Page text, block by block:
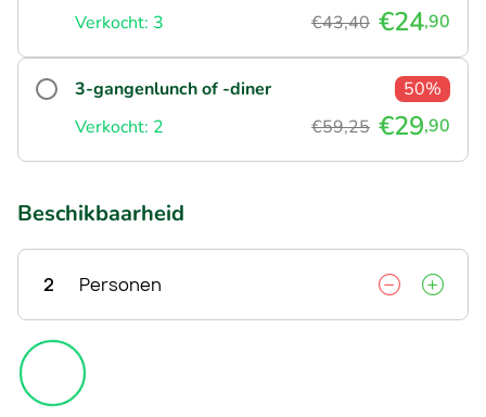
Verkocht: 3
€43,40 €24,90
3-gangenlunch of -diner
50%
Verkocht: 2
€59,25 €29,90
Beschikbaarheid
2 Personen